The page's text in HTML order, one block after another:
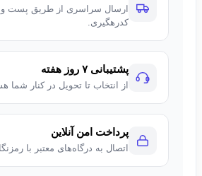
ارسال سراسری از طریق پست و
کدرهگیری.
پشتیبانی ۷ روز هفته
از انتخاب تا تحویل در کنار شما
پرداخت امن آنلاین
اتصال به درگاه‌های معتبر با